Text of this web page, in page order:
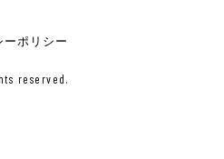
ーポリシー
reserved.